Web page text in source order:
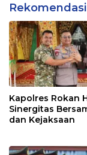
Kapolres Rokan
Sinergitas
dan Kejaksaan